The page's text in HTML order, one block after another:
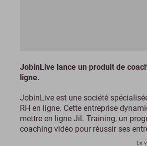
JobinLive lance un produit de
ligne.
JobinLive est une société
RH en ligne. Cette entreprise
mettre en ligne JiL Training, un
coaching vidéo pour réussir ses
Le